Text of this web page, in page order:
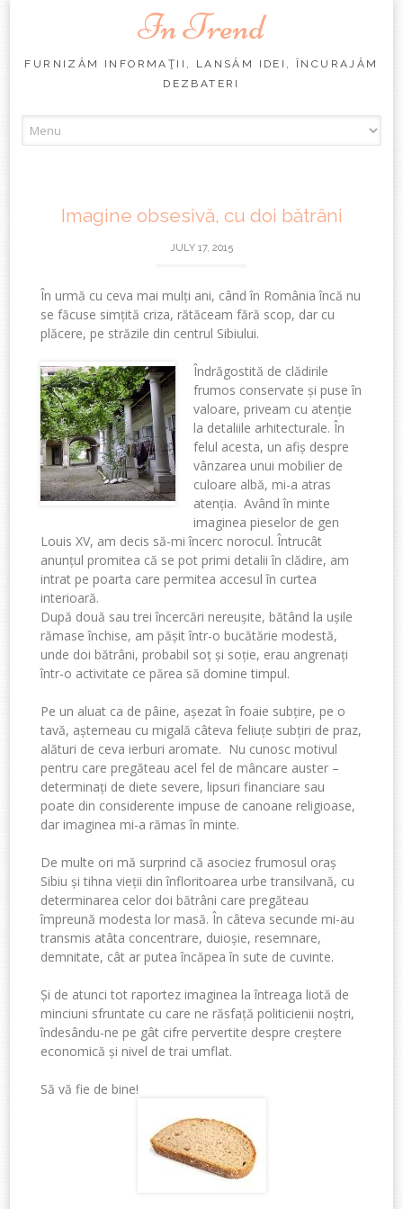
In Trend
FURNIZĂM INFORMAŢII, LANSĂM IDEI, ÎNCURAJĂM
DEZBATERI
to
Imagine obsesivă, cu doi bătrâni
JULY 17, 2015
În urmă cu ceva mai mulți ani, când în România încă nu
se făcuse simțită criza, rătăceam fără scop, dar cu
plăcere, pe străzile din centrul Sibiului.
Îndrăgostită de clădirile
frumos conservate și puse în
valoare, priveam cu atenție
la detaliile arhitecturale. În
felul acesta, un afiș despre
vânzarea unui mobilier de
culoare albă, mi-a atras
atenția. Având în minte
imaginea pieselor de gen
Louis XV, am decis să-mi încerc norocul. Întrucât
anunțul promitea că se pot primi detalii în clădire, am
intrat pe poarta care permitea accesul în curtea
interioară.
După două sau trei încercări nereușite, bătând la ușile
rămase închise, am pășit într-o bucătărie modestă,
unde doi bătrâni, probabil soț și soție, erau angrenați
într-o activitate ce părea să domine timpul.
Pe un aluat ca de pâine, așezat în foaie subțire, pe o
tavă, așterneau cu migală câteva feliuțe subțiri de praz,
alături de ceva ierburi aromate. Nu cunosc motivul
pentru care pregăteau acel fel de mâncare auster –
determinați de diete severe, lipsuri financiare sau
poate din considerente impuse de canoane religioase,
dar imaginea mi-a rămas în minte.
De multe ori mă surprind că asociez frumosul oraș
Sibiu și tihna vieții din înfloritoarea urbe transilvană, cu
determinarea celor doi bătrâni care pregăteau
împreună modesta lor masă. În câteva secunde mi-au
transmis atâta concentrare, duioșie, resemnare,
demnitate, cât ar putea încăpea în sute de cuvinte.
Și de atunci tot raportez imaginea la întreaga liotă de
minciuni sfruntate cu care ne răsfață politicienii noștri,
îndesându-ne pe gât cifre pervertite despre creștere
economică și nivel de trai umflat.
Să vă fie de bine!